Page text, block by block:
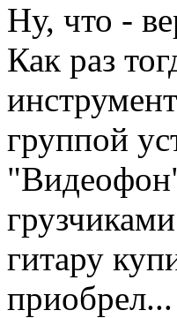
Ну, что -
Как раз
группой
гитару